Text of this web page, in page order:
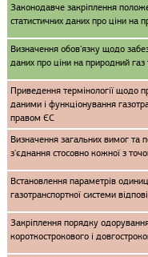
Законодавче закріплення
статистичних даних про ціни на
Визначення обов'язку щодо
даних про ціни на природний газ
Приведення термінології щодо
даними і функціонування
правом ЄС
Визначення загальних вимог
з'єднання стосовно кожної з
Встановлення параметрів
газотранспортної системи
Закріплення порядку
короткострокового і